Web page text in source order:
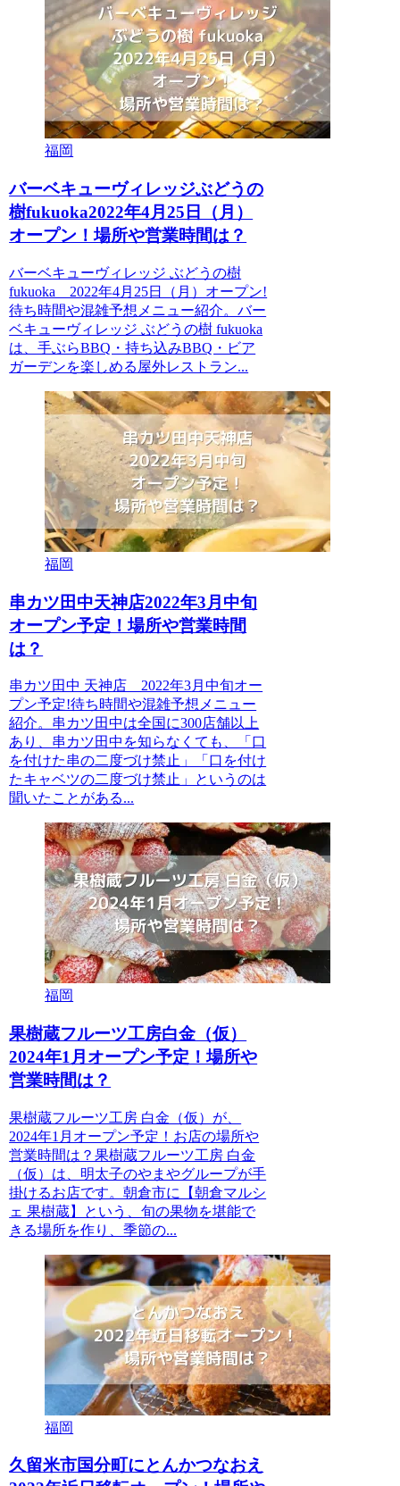
福岡
バーベキューヴィレッジぶどうの
樹fukuoka2022年4月25日（月）
オープン！場所や営業時間は？
バーベキューヴィレッジ ぶどうの樹
fukuoka 2022年4月25日（月）オープン!
待ち時間や混雑予想メニュー紹介。バー
ベキューヴィレッジ ぶどうの樹 fukuoka
は、手ぶらBBQ・持ち込みBBQ・ビア
ガーデンを楽しめる屋外レストラン...
福岡
串カツ田中天神店2022年3月中旬
オープン予定！場所や営業時間
は？
串カツ田中 天神店 2022年3月中旬オー
プン予定!待ち時間や混雑予想メニュー
紹介。串カツ田中は全国に300店舗以上
あり、串カツ田中を知らなくても、「口
を付けた串の二度づけ禁止」「口を付け
たキャベツの二度づけ禁止」というのは
聞いたことがある...
福岡
果樹蔵フルーツ工房白金（仮）
2024年1月オープン予定！場所や
営業時間は？
果樹蔵フルーツ工房 白金（仮）が、
2024年1月オープン予定！お店の場所や
営業時間は？果樹蔵フルーツ工房 白金
（仮）は、明太子のやまやグループが手
掛けるお店です。朝倉市に【朝倉マルシ
ェ 果樹蔵】という、旬の果物を堪能で
きる場所を作り、季節の...
福岡
久留米市国分町にとんかつなおえ